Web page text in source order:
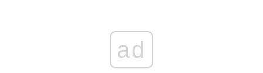
ad